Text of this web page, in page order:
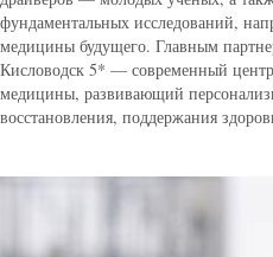
фундаментальных исследований,
медицины будущего. Главным
Кисловодск 5* — современный
медицины, развивающий
восстановления, поддержания